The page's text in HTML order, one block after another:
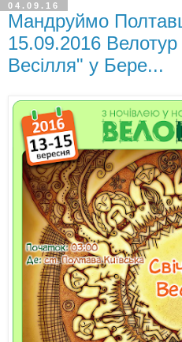
04.09.16
Мандруймо
15.09.2016
Весілля" у Бере...